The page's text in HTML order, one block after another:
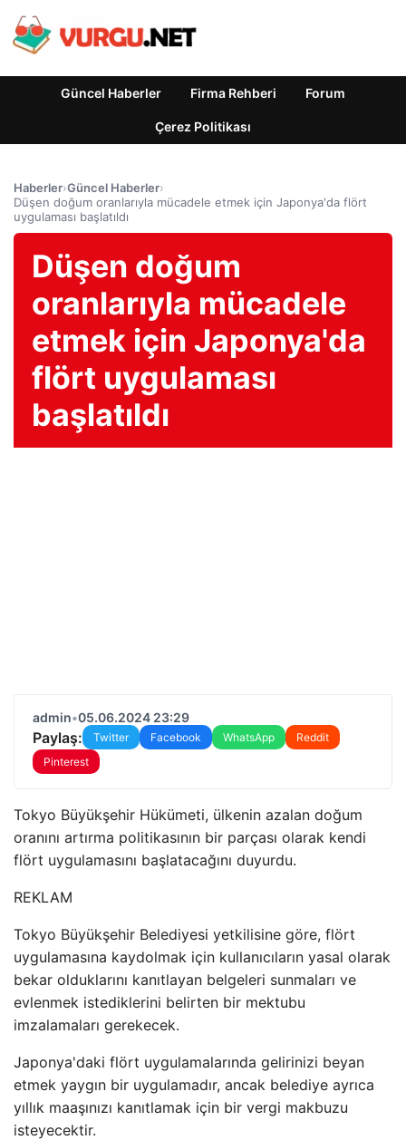
Güncel Haberler Firma Rehberi Forum
Çerez Politikası
Haberler›Güncel Haberler›
Düşen doğum oranlarıyla mücadele etmek için Japonya'da flört
uygulaması başlatıldı
Düşen doğum
oranlarıyla mücadele
etmek için Japonya'da
flört uygulaması
başlatıldı
admin•05.06.2024 23:29
Paylaş: Twitter Facebook WhatsApp
Reddit
Pinterest
Tokyo Büyükşehir Hükümeti, ülkenin azalan doğum
oranını artırma politikasının bir parçası olarak kendi
flört uygulamasını başlatacağını duyurdu.
REKLAM
Tokyo Büyükşehir Belediyesi yetkilisine göre, flört
uygulamasına kaydolmak için kullanıcıların yasal olarak
bekar olduklarını kanıtlayan belgeleri sunmaları ve
evlenmek istediklerini belirten bir mektubu
imzalamaları gerekecek.
Japonya'daki flört uygulamalarında gelirinizi beyan
etmek yaygın bir uygulamadır, ancak belediye ayrıca
yıllık maaşınızı kanıtlamak için bir vergi makbuzu
isteyecektir.